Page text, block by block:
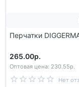
Перчатки
265.00р.
Оптовая цена: 230.55р.
Нет